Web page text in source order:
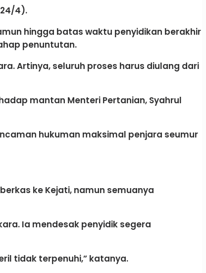
4).
hingga batas waktu penyidikan berakhir
penuntutan.
Artinya, seluruh proses harus diulang dari
mantan Menteri Pertanian, Syahrul
hukuman maksimal penjara seumur
ke Kejati, namun semuanya
Ia mendesak penyidik segera
tidak terpenuhi,” katanya.